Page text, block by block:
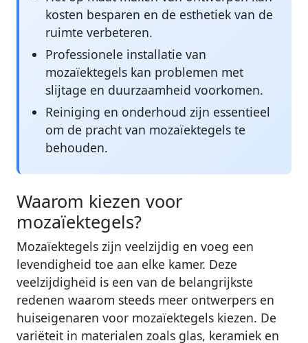
kosten besparen en de esthetiek van de
ruimte verbeteren.
Professionele installatie van
mozaïektegels kan problemen met
slijtage en duurzaamheid voorkomen.
Reiniging en onderhoud zijn essentieel
om de pracht van mozaïektegels te
behouden.
Waarom kiezen voor
mozaïektegels?
Mozaïektegels zijn veelzijdig en voeg een
levendigheid toe aan elke kamer. Deze
veelzijdigheid is een van de belangrijkste
redenen waarom steeds meer ontwerpers en
huiseigenaren voor mozaïektegels kiezen. De
variëteit in materialen zoals glas, keramiek en